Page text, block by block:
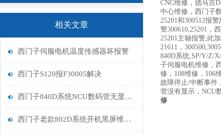
相关文章
西门子伺服电机温度传感器坏报警
西门子S120报F30005解决
西门子840D系统NCU数码管无显示亮红点维修排查
西门子老款802D系统开机黑屏维修液晶屏坏更换
CNC维修，德马吉
中心维修，西门子
25201和300512报
警300610,25201，
25201主轴报警,此
21611，
840D系统,SP/Y/Z/
子伺服电机维修，
修，108维修，106
故障停止/中断事件
管没有显示，NCU
修